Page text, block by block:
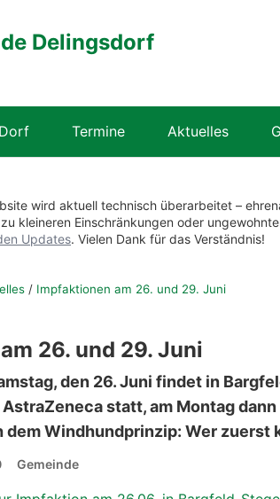
Delingsdorf
Termine Aktuelles
wird aktuell technisch überarbeitet –
kleineren Einschränkungen oder
Updates. Vielen Dank für das Verständnis!
/ Impfaktionen am 26. und 29. Juni
26. und 29. Juni
den 26. Juni findet in
statt, am Montag
Windhundprinzip: Wer zuerst
Gemeinde